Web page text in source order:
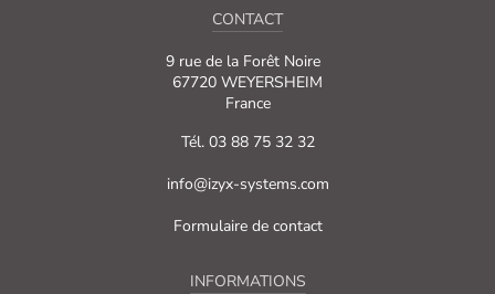
CONTACT
9 rue de la Forêt Noire
67720 WEYERSHEIM
France
Tél. 03 88 75 32 32
info@izyx-systems.com
Formulaire de contact
INFORMATIONS